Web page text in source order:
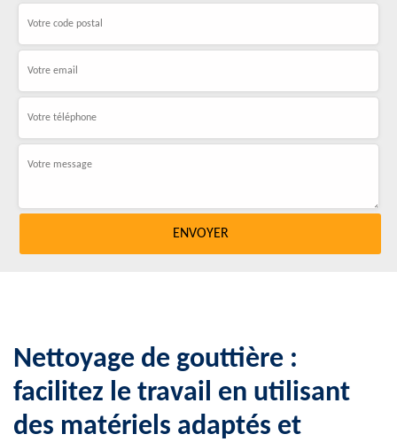
Nettoyage de gouttière :
facilitez le travail en utilisant
des matériels adaptés et